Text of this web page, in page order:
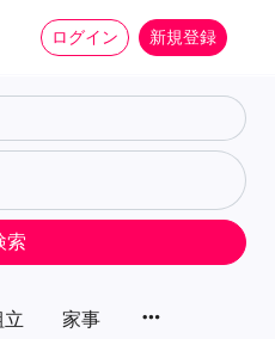
ログイン 新規登録
立 家事 more_horiz
索